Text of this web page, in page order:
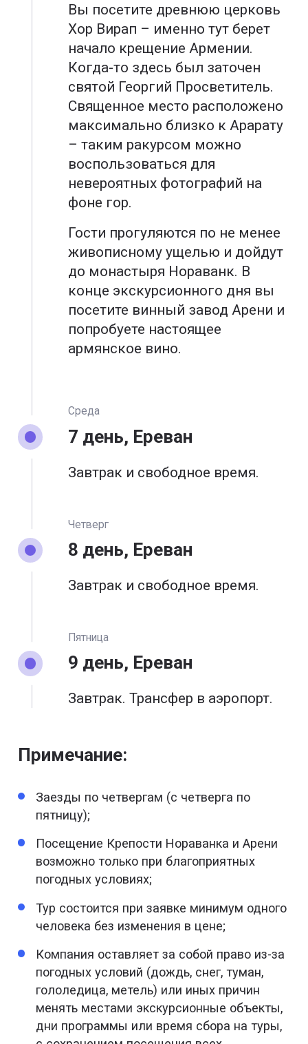
Вы посетите древнюю церковь
Хор Вирап – именно тут берет
начало крещение Армении.
Когда-то здесь был заточен
святой Георгий Просветитель.
Священное место расположено
максимально близко к Арарату
– таким ракурсом можно
воспользоваться для
невероятных фотографий на
фоне гор.
Гости прогуляются по не менее
живописному ущелью и дойдут
до монастыря Нораванк. В
конце экскурсионного дня вы
посетите винный завод Арени и
попробуете настоящее
армянское вино.
Среда
7 день, Ереван
Завтрак и свободное время.
Четверг
8 день, Ереван
Завтрак и свободное время.
Пятница
9 день, Ереван
Завтрак. Трансфер в аэропорт.
Примечание:
Заезды по четвергам (с четверга по
пятницу);
Посещение Крепости Нораванка и Арени
возможно только при благоприятных
погодных условиях;
Тур состоится при заявке минимум одного
человека без изменения в цене;
Компания оставляет за собой право из-за
погодных условий (дождь, снег, туман,
гололедица, метель) или иных причин
менять местами экскурсионные объекты,
дни программы или время сбора на туры,